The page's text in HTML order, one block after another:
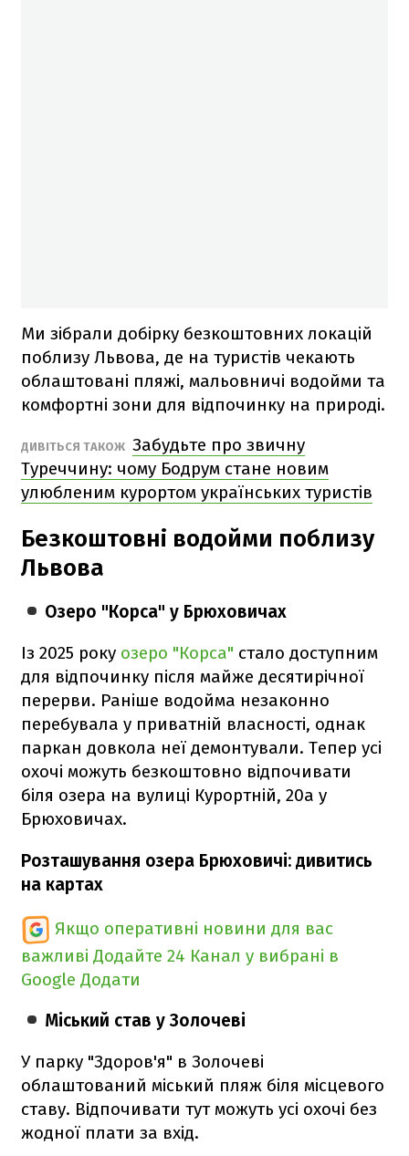
Ми зібрали добірку безкоштовних локацій
поблизу Львова, де на туристів чекають
облаштовані пляжі, мальовничі водойми та
комфортні зони для відпочинку на природі.
ДИВІТЬСЯ ТАКОЖ Забудьте про звичну
Туреччину: чому Бодрум стане новим
улюбленим курортом українських туристів
Безкоштовні водойми поблизу
Львова
Озеро "Корса" у Брюховичах
Із 2025 року озеро "Корса" стало доступним
для відпочинку після майже десятирічної
перерви. Раніше водойма незаконно
перебувала у приватній власності, однак
паркан довкола неї демонтували. Тепер усі
охочі можуть безкоштовно відпочивати
біля озера на вулиці Курортній, 20а у
Брюховичах.
Розташування озера Брюховичі: дивитись
на картах
Якщо оперативні новини для вас
важливі Додайте 24 Канал у вибрані в
Google Додати
Міський став у Золочеві
У парку "Здоров'я" в Золочеві
облаштований міський пляж біля місцевого
ставу. Відпочивати тут можуть усі охочі без
жодної плати за вхід.